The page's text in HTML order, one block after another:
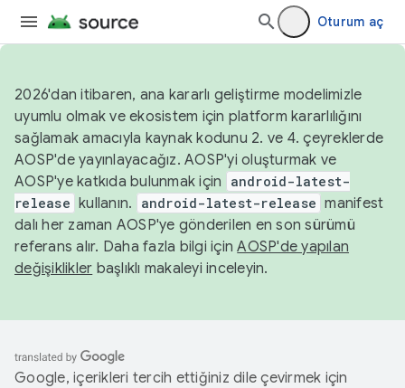
Oturum aç
2026'dan itibaren, ana kararlı geliştirme modelimizle
uyumlu olmak ve ekosistem için platform kararlılığını
sağlamak amacıyla kaynak kodunu 2. ve 4. çeyreklerde
AOSP'de yayınlayacağız. AOSP'yi oluşturmak ve
AOSP'ye katkıda bulunmak için
android-latest-
release kullanın. android-latest-release manifest
dalı her zaman AOSP'ye gönderilen en son sürümü
referans alır. Daha fazla bilgi içinAOSP'de yapılan
değişiklikler başlıklı makaleyi inceleyin.
Google, içerikleri tercih ettiğiniz dile çevirmek için